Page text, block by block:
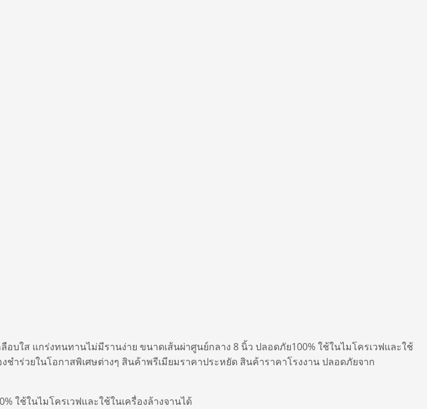
บใส แกร่งทนทานไม่มีรานง่าย ขนาดเส้นผ่าศูนย์กลาง 8 นิ้ว ปลอดภัย100% ใช้ในไมโครเวฟและใช้
ำร่วยในโอกาสพิเศษต่างๆ สินค้าพรีเมียมราคาประหยัด สินค้าราคาโรงงาน ปลอดภัยจาก
ใช้ในไมโครเวฟและใช้ในเครื่องล้างจานได้